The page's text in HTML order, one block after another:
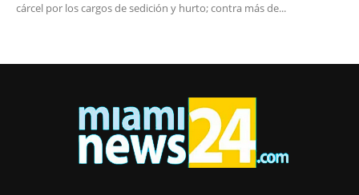
cárcel por los cargos de sedición y hurto; contra más de...